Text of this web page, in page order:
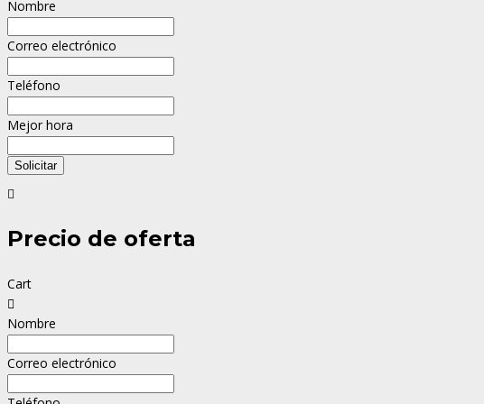
Nombre
Correo electrónico
Teléfono
Mejor hora
Solicitar
Precio de oferta
Cart
Nombre
Correo electrónico